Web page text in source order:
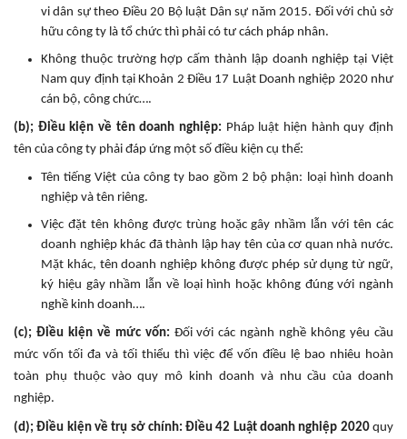
vi dân sự theo Điều 20 Bộ luật Dân sự năm 2015. Đối với chủ sở
hữu công ty là tổ chức thì phải có tư cách pháp nhân.
Không thuộc trường hợp cấm thành lập doanh nghiệp tại Việt
Nam quy định tại Khoản 2 Điều 17 Luật Doanh nghiệp 2020 như
cán bộ, công chức….
(b); Điều kiện về tên doanh nghiệp: Pháp luật hiện hành quy định
tên của công ty phải đáp ứng một số điều kiện cụ thể:
Tên tiếng Việt của công ty bao gồm 2 bộ phận: loại hình doanh
nghiệp và tên riêng.
Việc đặt tên không được trùng hoặc gây nhầm lẫn với tên các
doanh nghiệp khác đã thành lập hay tên của cơ quan nhà nước.
Mặt khác, tên doanh nghiệp không được phép sử dụng từ ngữ,
ký hiệu gây nhầm lẫn về loại hình hoặc không đúng với ngành
nghề kinh doanh….
(c); Điều kiện về mức vốn: Đối với các ngành nghề không yêu cầu
mức vốn tối đa và tối thiểu thì việc để vốn điều lệ bao nhiêu hoàn
toàn phụ thuộc vào quy mô kinh doanh và nhu cầu của doanh
nghiệp.
(d); Điều kiện về trụ sở chính: Điều 42 Luật doanh nghiệp 2020quy